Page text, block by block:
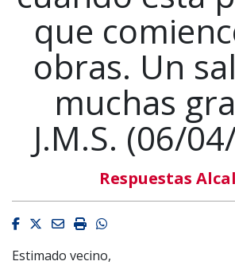
que
obras. Un
muchas
J.M.S. (06/
Respuestas
Facebook
Twitter
EmailImprimirWhatsapp
Estimado vecino,